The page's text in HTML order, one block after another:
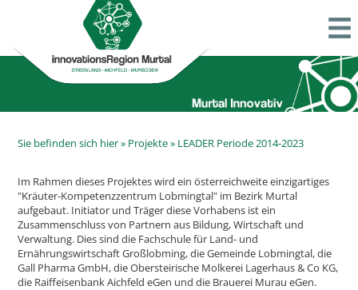
Sie befinden sich hier » Projekte» LEADER Periode 2014-2023
Im Rahmen dieses Projektes wird ein österreichweite einzigartiges
"Kräuter-Kompetenzzentrum Lobmingtal" im Bezirk Murtal
aufgebaut. Initiator und Träger diese Vorhabens ist ein
Zusammenschluss von Partnern aus Bildung, Wirtschaft und
Verwaltung. Dies sind die Fachschule für Land- und
Ernährungswirtschaft Großlobming, die Gemeinde Lobmingtal, die
Gall Pharma GmbH, die Obersteirische Molkerei Lagerhaus & Co KG,
die Raiffeisenbank Aichfeld eGen und die Brauerei Murau eGen.